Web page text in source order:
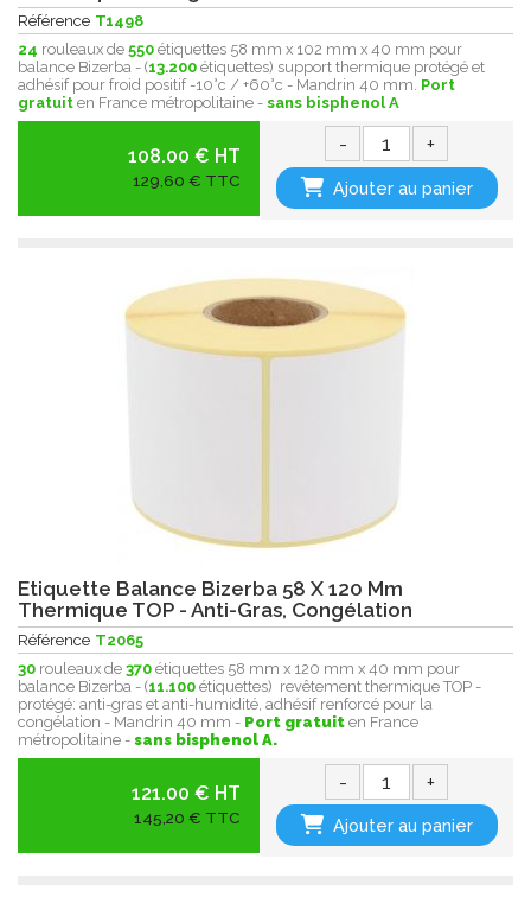
Référence T1498
24 rouleaux de 550 étiquettes 58 mm x 102 mm x 40 mm pour
balance Bizerba - (13.200 étiquettes) support thermique protégé et
adhésif pour froid positif -10°c / +60°c - Mandrin 40 mm. Port
gratuit en France métropolitaine - sans bisphenol A
108.00 € HT
129,60 € TTC
- +
Ajouter au panier
Etiquette Balance Bizerba 58 X 120 Mm
Thermique TOP - Anti-Gras, Congélation
Référence T2065
30 rouleaux de 370 étiquettes 58 mm x 120 mm x 40 mm pour
balance Bizerba - (11.100 étiquettes) revêtement thermique TOP -
protégé: anti-gras et anti-humidité , adhésif renforcé pour la
congélation - Mandrin 40 mm - Port gratuit en France
métropolitaine - sans bisphenol A.
121.00 € HT
145,20 € TTC
- +
Ajouter au panier